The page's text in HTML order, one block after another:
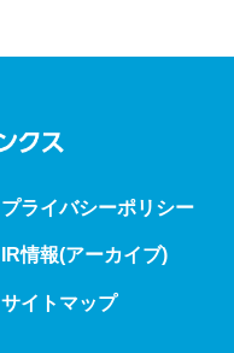
プライバシーポリシー
IR情報(アーカイブ)
サイトマップ